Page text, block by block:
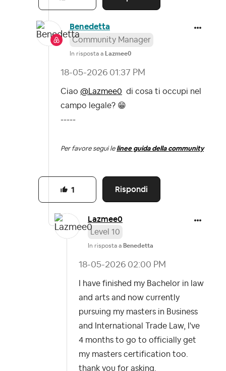
Benedetta
Community Manager
In risposta a Lazmee0
‎18-05-2026 01:37 PM
Ciao @Lazmee0 di cosa ti occupi nel
campo legale? 😁
-----
Per favore segui le linee guida della community
Rispondi
1
Lazmee0
Level 10
In risposta a Benedetta
‎18-05-2026 02:00 PM
I have finished my Bachelor in law
and arts and now currently
pursuing my masters in Business
and International Trade Law, I've
4 months to go to officially get
my masters certification too.
thank you for asking.